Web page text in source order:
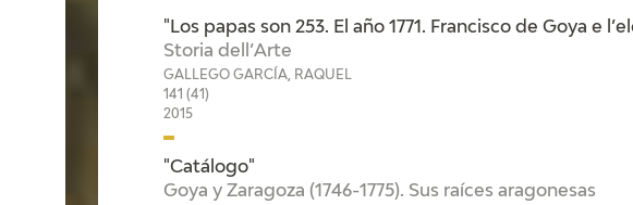
"Los papas son 253. El año 1771. Francisco de Goya e
Storia dell’Arte
GALLEGO GARCÍA, RAQUEL
141 (41)
2015
"Catálogo"
Goya y Zaragoza (1746-1775). Sus raíces aragonesas